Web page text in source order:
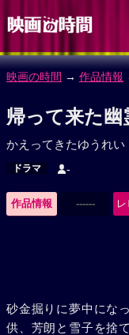
映画の時間 → 作品情報
帰って来た幽
かえってきたゆうれい
ドラマ -
作品情報 ------
砂金掘りに夢中にな
供、芳朗と雪子を捨